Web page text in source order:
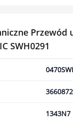
Przewód
SWH0291
1343N7